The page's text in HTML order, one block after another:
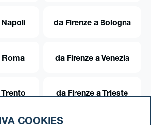
Napoli da Firenze a Bologna
Roma da Firenze a Venezia
Trento da Firenze a Trieste
COOKIES